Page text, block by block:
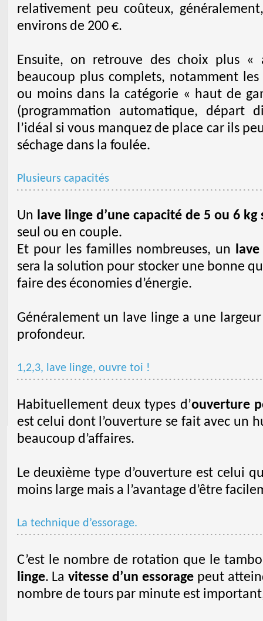
relativement peu coûteux,
environs de 200 €.
Ensuite, on retrouve des choix plus
beaucoup plus complets, notamment
ou moins dans la catégorie « haut de
(programmation automatique, départ
l’idéal si vous manquez de place car ils
séchage dans la foulée.
Plusieurs capacités
Un lave linge d’une capacité de 5 ou 6 kg
seul ou en couple.
Et pour les familles nombreuses, un
sera la solution pour stocker une bonne
faire des économies d’énergie.
Généralement un lave linge a une
profondeur.
1,2,3, lave linge, ouvre toi !
Habituellement deux types d’ouverture
est celui dont l’ouverture se fait avec un
beaucoup d’affaires.
Le deuxième type d’ouverture est celui
moins large mais a l’avantage d’être
La technique d’essorage.
C’est le nombre de rotation que le
linge. Lavitesse d’un essoragepeut
nombre de tours par minute est important,